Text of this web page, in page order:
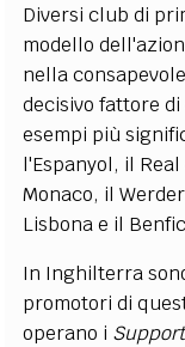
Diversi club di
modello
nella
decisivo fattore
esempi più
l'Espanyol, il
Monaco, il
Lisbona e il
In Inghilterra
promotori di
operano i